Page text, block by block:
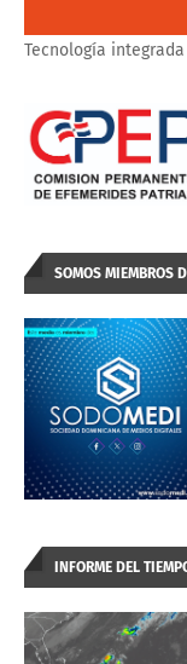
Tecnología
SOMOS MIEMBROS
INFORME DEL